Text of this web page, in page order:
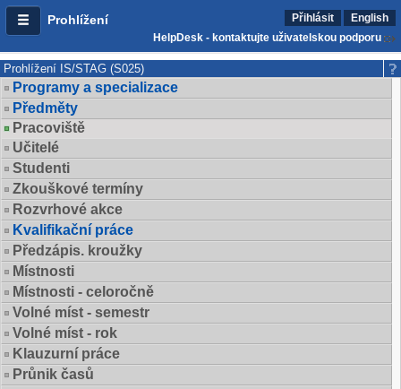
Prohlížení Přihlásit
English
HelpDesk - kontaktujte uživatelskou podporu
Prohlížení IS/STAG (S025)
Programy a specializace
Předměty
Pracoviště
Učitelé
Studenti
Zkouškové termíny
Rozvrhové akce
Kvalifikační práce
Předzápis. kroužky
Místnosti
Místnosti - celoročně
Volné míst - semestr
Volné míst - rok
Klauzurní práce
Průnik časů